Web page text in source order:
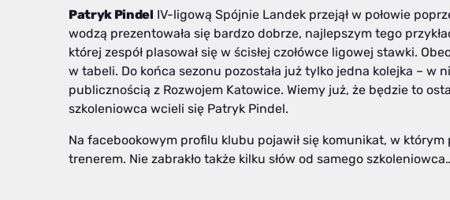
Patryk Pindel IV-ligową Spójnie Landek przejął w połowie
wodzą prezentowała się bardzo dobrze, najlepszym tego
której zespół plasował się w ścisłej czołówce ligowej stawki.
w tabeli. Do końca sezonu pozostała już tylko jedna kolejka – w
publicznością z Rozwojem Katowice. Wiemy już, że będzie to
szkoleniowca wcieli się Patryk Pindel.
Na facebookowym profilu klubu pojawił się komunikat, w
trenerem. Nie zabrakło także kilku słów od samego